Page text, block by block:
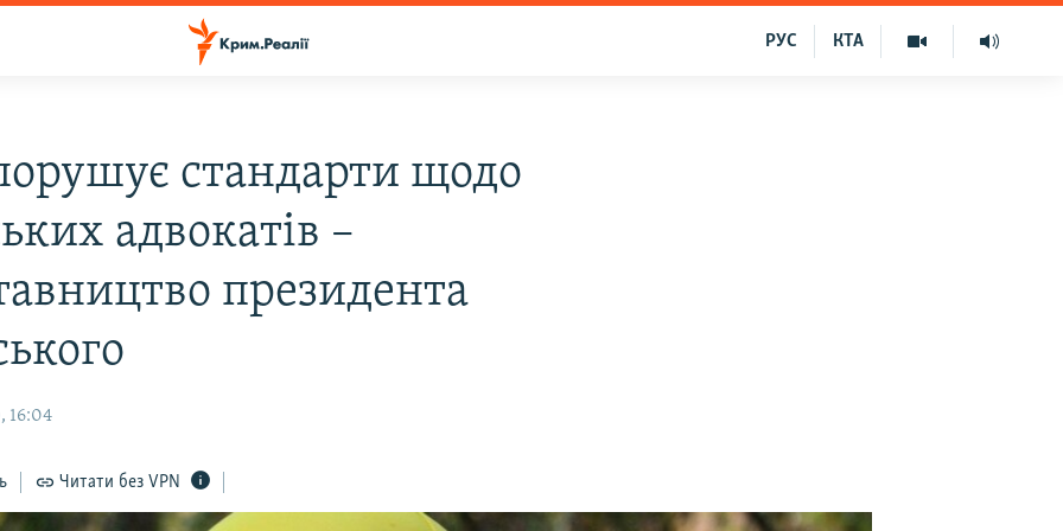
КТА
РУС
стандарти щодо
адвокатів –
президента
16:04
Читати без VPN